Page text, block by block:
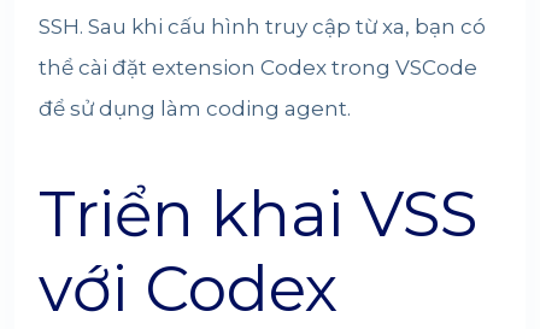
SSH. Sau khi cấu hình truy cập từ xa, bạn có
thể cài đặt extension Codex trong VSCode
để sử dụng làm coding agent.
Triển khai VSS
với Codex